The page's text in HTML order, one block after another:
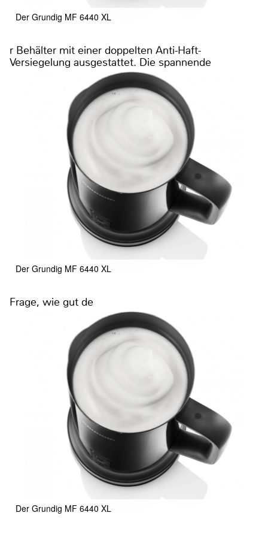
Der Grundig MF 6440 XL
r Behälter mit einer doppelten Anti-Haft-
Versiegelung ausgestattet. Die spannende
Der Grundig MF 6440 XL
Frage, wie gut de
Der Grundig MF 6440 XL